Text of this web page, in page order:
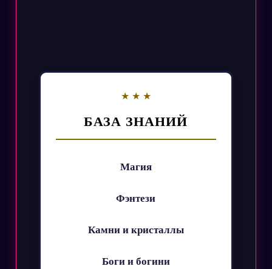
БАЗА ЗНАНИЙ
Магия
Фэнтези
Камни и кристаллы
Боги и богини